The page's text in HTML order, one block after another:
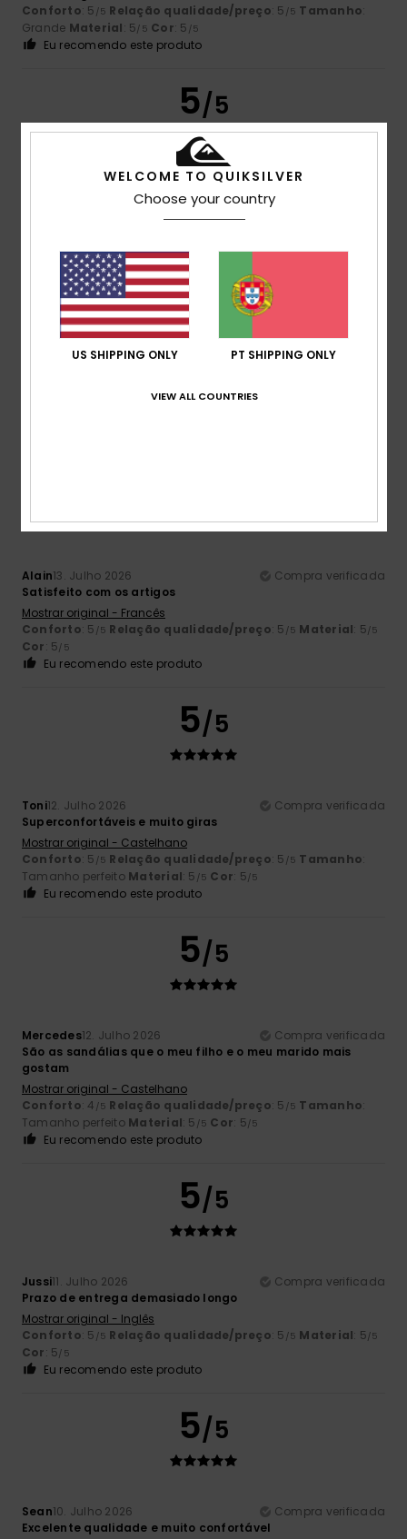
Conforto: 5 /5 Relação qualidade/preço: 5 /5 Tamanho:
Grande Material: 5 /5 Cor: 5 /5
Eu recomendo este produto
5/5
Compra verificada
Boa combinação de cores
4
14. Julho 2026
Compra verificada
Mostrar original - Italiano
Alain13. Julho 2026
Compra verificada
Satisfeito com os artigos
Mostrar original - Francês
Conforto: 5 /5 Relação qualidade/preço: 5 /5 Material: 5 /5
Cor: 5 /5
Eu recomendo este produto
5/5
Toni12. Julho 2026
Compra verificada
Superconfortáveis e muito giras
Mostrar original - Castelhano
Conforto: 5 /5 Relação qualidade/preço: 5 /5 Tamanho:
Tamanho perfeito Material: 5 /5 Cor: 5 /5
Eu recomendo este produto
5/5
Mercedes12. Julho 2026
Compra verificada
São as sandálias que o meu filho e o meu marido mais
gostam
Mostrar original - Castelhano
Conforto: 4 /5 Relação qualidade/preço: 5 /5 Tamanho:
Tamanho perfeito Material: 5 /5 Cor: 5 /5
Eu recomendo este produto
5/5
Jussi11. Julho 2026
Compra verificada
Prazo de entrega demasiado longo
Mostrar original - Inglês
Conforto: 5 /5 Relação qualidade/preço: 5 /5 Material: 5 /5
Cor: 5 /5
Eu recomendo este produto
5/5
Sean10. Julho 2026
Compra verificada
Excelente qualidade e muito confortável
WELCOME TO QUIKSILVER
Choose your country
US SHIPPING ONLY PT SHIPPING ONLY
VIEW ALL COUNTRIES